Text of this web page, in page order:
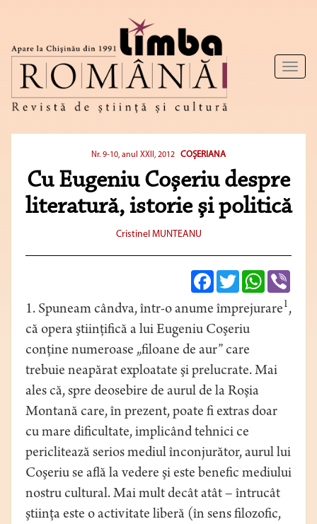
Toggle
Nr. 9-10, anul XXII, 2012 COŞERIANA
Cu Eugeniu Coşeriu despre
literatură, istorie şi politică
Cristinel MUNTEANU
FacebookTwitterWhatsApp
1. Spuneam cândva, într-o anume împrejurare1,
că opera ştiinţifică a lui Eugeniu Coşeriu
conţine numeroase „filoane de aur” care
trebuie neapărat exploatate şi prelucrate. Mai
ales că, spre deosebire de aurul de la Roşia
Montană care, în prezent, poate fi extras doar
cu mare dificultate, implicând tehnici ce
periclitează serios mediul înconjurător, aurul lui
Coşeriu se află la vedere şi este benefic mediului
nostru cultural. Mai mult decât atât – întrucât
ştiinţa este o activitate liberă (în sens filozofic,